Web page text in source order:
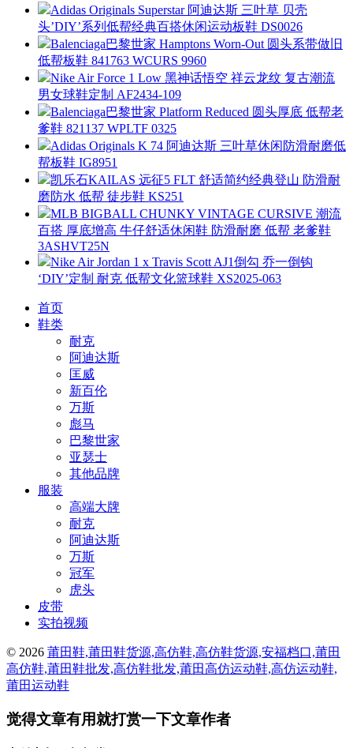
Adidas Originals Superstar 阿迪达斯 三叶草 贝壳
头’DIY’系列低帮经典百搭休闲运动板鞋 DS0026
Balenciaga巴黎世家 Hamptons Worn-Out 圆头系带做旧
低帮板鞋 841763 WCURS 9960
Nike Air Force 1 Low 黑神话悟空 祥云龙纹 复古潮流
男女球鞋定制 AF2434-109
Balenciaga巴黎世家 Platform Reduced 圆头厚底 低帮老
爹鞋 821137 WPLTF 0325
Adidas Originals K 74 阿迪达斯 三叶草休闲防滑耐磨低
帮板鞋 IG8951
凯乐石KAILAS 远征5 FLT 舒适简约经典登山 防滑耐
磨防水 低帮 徒步鞋 KS251
MLB BIGBALL CHUNKY VINTAGE CURSIVE 潮流
百搭 厚底增高 牛仔舒适休闲鞋 防滑耐磨 低帮 老爹鞋
3ASHVT25N
Nike Air Jordan 1 x Travis Scott AJ1倒勾 乔一倒钩
‘DIY’定制 耐克 低帮文化篮球鞋 XS2025-063
首页
鞋类
耐克
阿迪达斯
匡威
新百伦
万斯
彪马
巴黎世家
亚瑟士
其他品牌
服装
高端大牌
耐克
阿迪达斯
万斯
冠军
虎头
皮带
实拍视频
© 2026 莆田鞋,莆田鞋货源,高仿鞋,高仿鞋货源,安福档口,莆田
高仿鞋,莆田鞋批发,高仿鞋批发,莆田高仿运动鞋,高仿运动鞋,
莆田运动鞋
觉得文章有用就打赏一下文章作者